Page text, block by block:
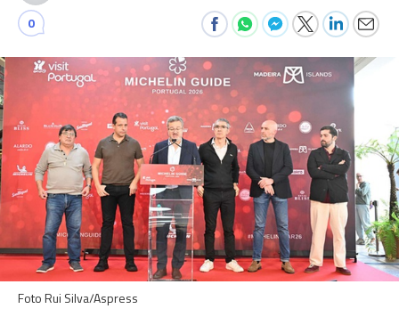
0
Foto Rui Silva/Aspress